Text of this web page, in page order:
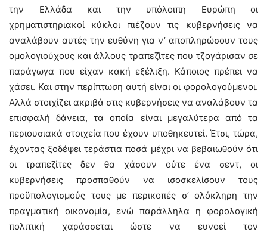
την Ελλάδα και την υπόλοιπη Ευρώπη οι
χρηματιστηριακοί κύκλοι πιέζουν τις κυβερνήσεις να
αναλάβουν αυτές την ευθύνη για ν’ αποπληρώσουν τους
ομολογιούχους και άλλους τραπεζίτες που τζογάρισαν σε
παράγωγα που είχαν κακή εξέλιξη. Κάποιος πρέπει να
χάσει. Και στην περίπτωση αυτή είναι οι φορολογούμενοι.
Αλλά στοιχίζει ακριβά στις κυβερνήσεις να αναλάβουν τα
επισφαλή δάνεια, τα οποία είναι μεγαλύτερα από τα
περιουσιακά στοιχεία που έχουν υποθηκευτεί. Έτσι, τώρα,
έχοντας ξοδέψει τεράστια ποσά μέχρι να βεβαιωθούν ότι
οι τραπεζίτες δεν θα χάσουν ούτε ένα σεντ, οι
κυβερνήσεις προσπαθούν να ισοσκελίσουν τους
προϋπολογισμούς τους με περικοπές σ’ ολόκληρη την
πραγματική οικονομία, ενώ παράλληλα η φορολογική
πολιτική χαράσσεται ώστε να ευνοεί τον